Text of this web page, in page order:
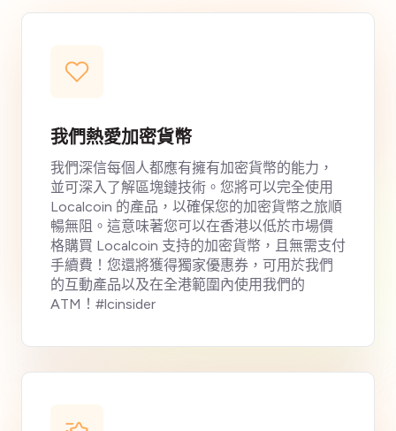
我們熱愛加密貨幣
我們深信每個人都應有擁有加密貨幣的能力，
並可深入了解區塊鏈技術。您將可以完全使用
Localcoin 的產品，以確保您的加密貨幣之旅順
暢無阻。這意味著您可以在香港以低於市場價
格購買 Localcoin 支持的加密貨幣，且無需支付
手續費！您還將獲得獨家優惠券，可用於我們
的互動產品以及在全港範圍內使用我們的
ATM！#lcinsider